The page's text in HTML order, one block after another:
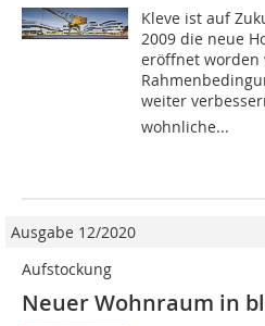
Kleve ist auf
2009 die neue
eröffnet worden
weiter
wohnliche...
Ausgabe 12/2020
Aufstockung
Neuer Wohnraum in